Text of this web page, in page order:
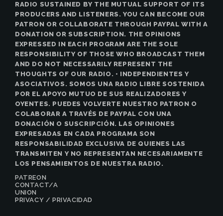
RADIO SUSTAINED BY THE MUTUAL SUPPORT OF ITS
PRODUCERS AND LISTENERS. YOU CAN BECOME OUR
PATRON OR COLLABORATE THROUGH PAYPAL WITH A
DONATION OR SUBSCRIPTION. THE OPINIONS
EXPRESSED IN EACH PROGRAM ARE THE SOLE
RESPONSIBILITY OF THOSE WHO BROADCAST THEM
AND DO NOT NECESSARILY REPRESENT THE
THOUGHTS OF OUR RADIO. • INDEPENDIENTES Y
ASOCIATIVOS. SOMOS UNA RADIO LIBRE SOSTENIDA
POR EL APOYO MUTUO DE SUS REALIZADORES Y
OYENTES. PUEDES VOLVERTE NUESTRO PATRON O
COLABORAR A TRAVÉS DE PAYPAL CON UNA
DONACIÓN O SUSCRIPCIÓN. LAS OPINIONES
EXPRESADAS EN CADA PROGRAMA SON
RESPONSABILIDAD EXCLUSIVA DE QUIENES LAS
TRANSMITEN Y NO REPRESENTAN NECESARIAMENTE
LOS PENSAMIENTOS DE NUESTRA RADIO.
PATREON
CONTACT/A
UNION
PRIVACY / PRIVACIDAD